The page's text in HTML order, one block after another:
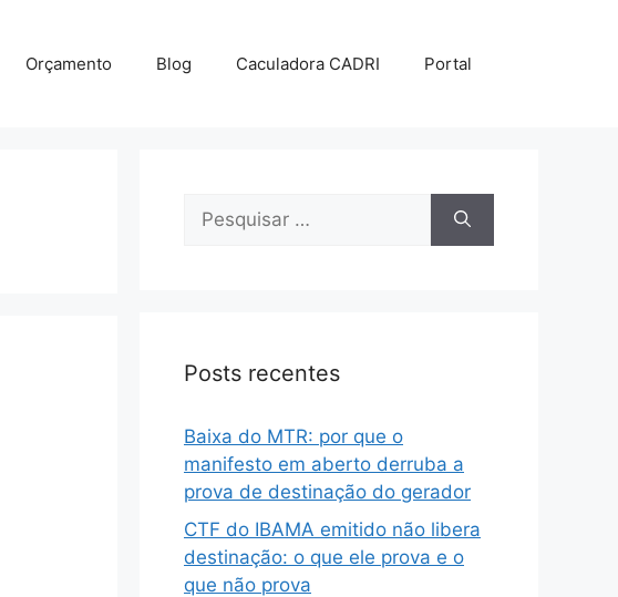
Orçamento Blog Caculadora CADRI Portal
Posts recentes
Baixa do MTR: por que o
manifesto em aberto derruba a
prova de destinação do gerador
CTF do IBAMA emitido não libera
destinação: o que ele prova e o
que não prova